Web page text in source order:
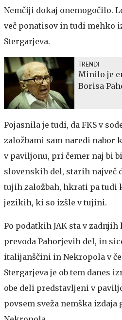
Nemčiji dokaj onemogočilo.
več ponatisov in tudi mehko
Stergarjeva.
TRENDI
Minilo je
Borisa
Pojasnila je tudi, da FKS v
založbami sam naredi nabor
v paviljonu, pri čemer naj bi
slovenskih del, starih največ
tujih založbah, hkrati pa tudi
jezikih, ki so izšle v tujini.
Po podatkih JAK sta v
prevoda Pahorjevih del, in
italijanščini in Nekropola v
Stergarjeva je ob tem danes
obe deli predstavljeni v
povsem sveža nemška izdaja